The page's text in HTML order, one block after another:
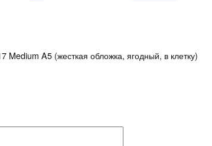
Medium A5 (жесткая обложка, ягодный, в клетку)